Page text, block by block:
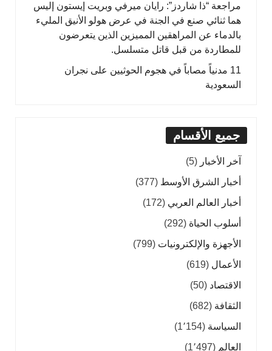
مراجعة “ذا شاردز”: رايان ميرفي وبريت إيستون إليس
هما ثنائي صنع في الجنة في عرض هولو الأنيق المليء
بالدماء عن المراهقين المميزين الذين يتعرضون
للمطاردة من قبل قاتل متسلسل.
11 مدنياً مصاباً في هجوم الحوثيين على نجران
السعودية
جميع الأقسام
آخر الأخبار (5)
أخبار الشرق الأوسط (377)
أخبار العالم العربي (172)
أسلوب الحياة (292)
الأجهزة والإلكترونيات (799)
الأعمال (619)
الاقتصاد (50)
الثقافة (682)
السياسة (1٬154)
العالم (1٬497)